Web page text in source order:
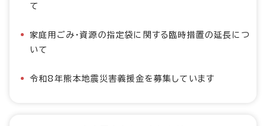
て
家庭用ごみ・資源の指定袋に関する臨時措置の延長につ
いて
令和8年熊本地震災害義援金を募集しています